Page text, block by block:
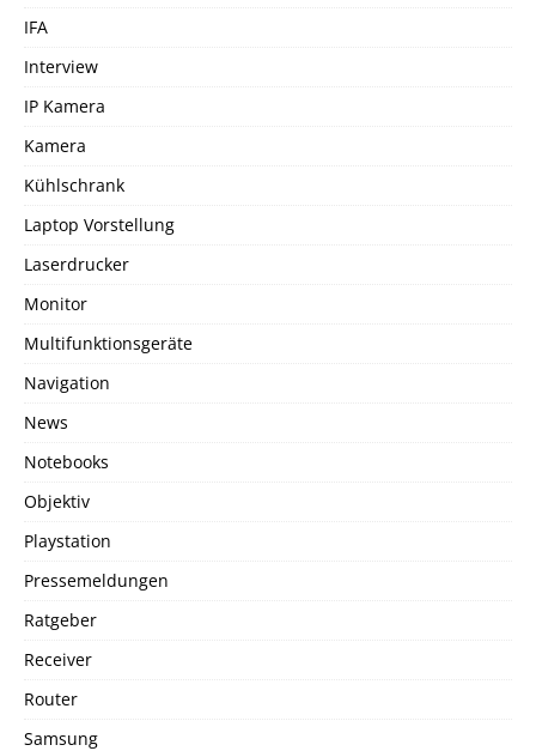
IFA
Interview
IP Kamera
Kamera
Kühlschrank
Laptop Vorstellung
Laserdrucker
Monitor
Multifunktionsgeräte
Navigation
News
Notebooks
Objektiv
Playstation
Pressemeldungen
Ratgeber
Receiver
Router
Samsung